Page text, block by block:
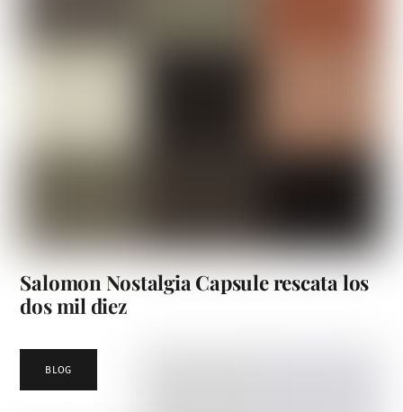
Salomon Nostalgia Capsule rescata los
dos mil diez
BLOG